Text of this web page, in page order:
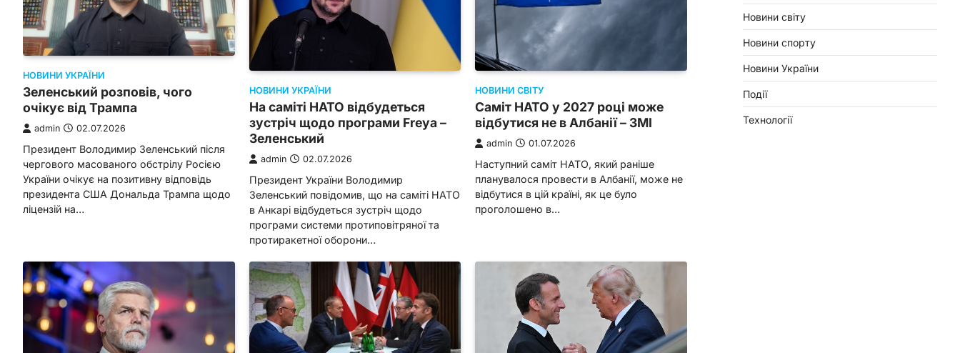
НОВИНИ УКРАЇНИ
Зеленський розповів, чого
очікує від Трампа
admin 02.07.2026
Президент Володимир Зеленський після
чергового масованого обстрілу Росією
України очікує на позитивну відповідь
президента США Дональда Трампа щодо
ліцензій на…
НОВИНИ УКРАЇНИ
На саміті НАТО відбудеться
зустріч щодо програми Freya –
Зеленський
admin 02.07.2026
Президент України Володимир
Зеленський повідомив, що на саміті НАТО
в Анкарі відбудеться зустріч щодо
програми системи протиповітряної та
протиракетної оборони…
НОВИНИ СВІТУ
Саміт НАТО у 2027 році може
відбутися не в Албанії – ЗМІ
admin 01.07.2026
Наступний саміт НАТО, який раніше
планувалося провести в Албанії, може не
відбутися в цій країні, як це було
проголошено в…
Новини світу
Новини спорту
Новини України
Події
Технології